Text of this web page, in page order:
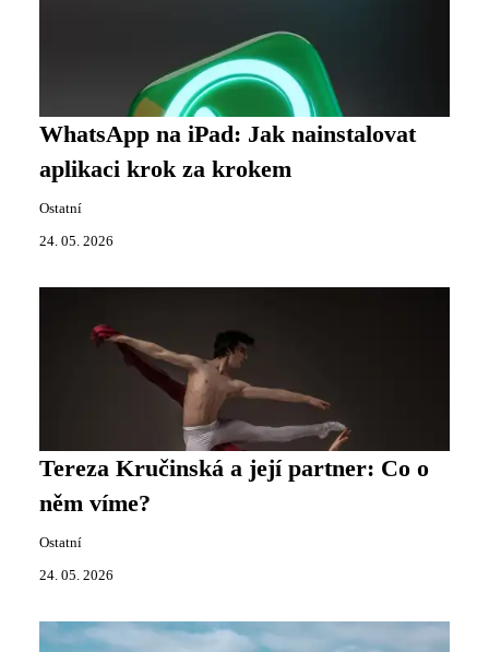
WhatsApp na iPad: Jak nainstalovat
aplikaci krok za krokem
Ostatní
24. 05. 2026
Tereza Kručinská a její partner: Co o
něm víme?
Ostatní
24. 05. 2026